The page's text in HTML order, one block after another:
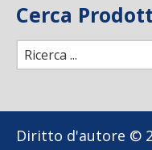
Cerca
Diritto d'autore ©